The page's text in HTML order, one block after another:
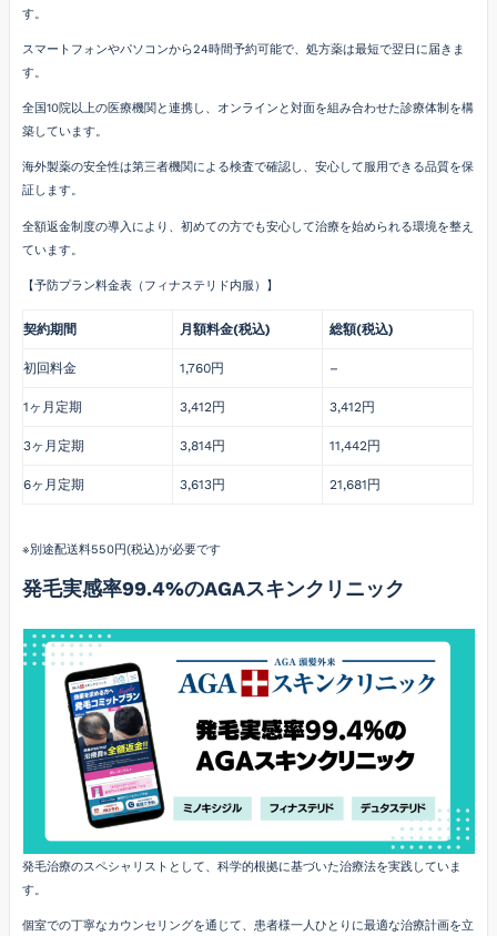
す。
スマートフォンやパソコンから24時間予約可能で、処方薬は最短で翌日に届きま
す。
全国10院以上の医療機関と連携し、オンラインと対面を組み合わせた診療体制を構
築しています。
海外製薬の安全性は第三者機関による検査で確認し、安心して服用できる品質を保
証します。
全額返金制度の導入により、初めての方でも安心して治療を始められる環境を整え
ています。
【予防プラン料金表（フィナステリド内服）】
契約期間 月額料金(税込) 総額(税込)
初回料金 1,760円 –
1ヶ月定期 3,412円 3,412円
3ヶ月定期 3,814円 11,442円
6ヶ月定期 3,613円 21,681円
※別途配送料550円(税込)が必要です
発毛実感率99.4%のAGAスキンクリニック
発毛治療のスペシャリストとして、科学的根拠に基づいた治療法を実践していま
す。
個室での丁寧なカウンセリングを通じて、患者様一人ひとりに最適な治療計画を立